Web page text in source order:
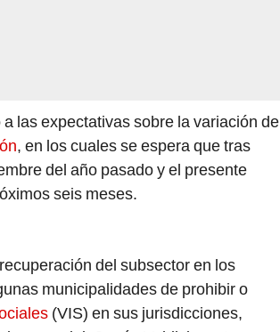
las expectativas sobre la variación de
, en los cuales se espera que tras
del año pasado y el presente
seis meses.
del subsector en los
municipalidades de prohibir o
(VIS) en sus jurisdicciones,